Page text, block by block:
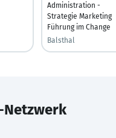
Administration -
Strategie Marketing
Führung im Change
Balsthal
Netzwerk